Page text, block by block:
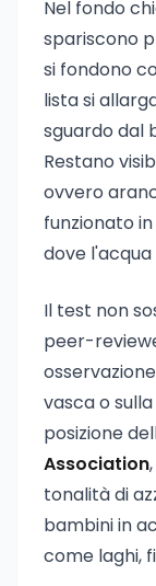
Nel fondo
spariscono
si fondono
lista si
sguardo dal
Restano
ovvero
funzionato
dove
Il test non
peer-
vasca o
posizione
Association
tonalità di
bambini in
come laghi,